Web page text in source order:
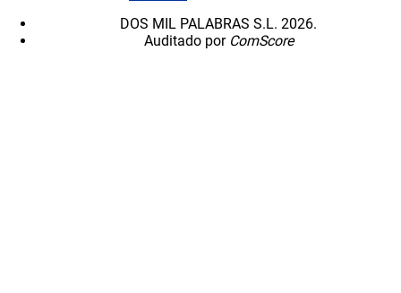
DOS MIL PALABRAS S.L. 2026.
Auditado por ComScore